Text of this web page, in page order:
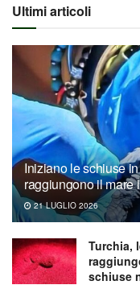
Ultimi articoli
Iniziano le schiuse
raggiungono il mare
21 LUGLIO 2026
Turchia,
schiuse